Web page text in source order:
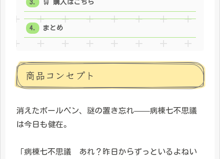
🛒 購入はこちら
まとめ
商品コンセプト
消えたボールペン、謎の置き忘れ——病棟七不思議
は今日も健在。
「病棟七不思議 あれ？昨日からずっといるよねい